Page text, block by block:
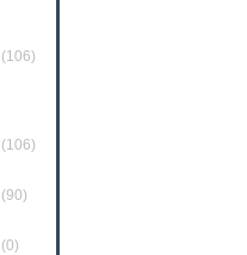
(106)
(106)
(90)
(0)